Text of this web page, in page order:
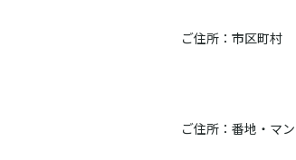
ご住所：市区町村
ご住所：番地・マ